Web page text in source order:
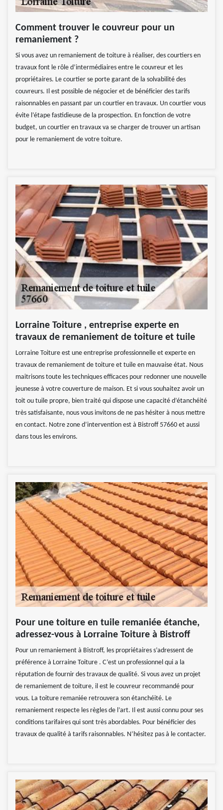
Comment trouver le couvreur pour un
remaniement ?
Si vous avez un remaniement de toiture à réaliser, des courtiers en
travaux font le rôle d’intermédiaires entre le couvreur et les
propriétaires. Le courtier se porte garant de la solvabilité des
couvreurs. Il est possible de négocier et de bénéficier des tarifs
raisonnables en passant par un courtier en travaux. Un courtier vous
évite l’étape fastidieuse de la prospection. En fonction de votre
budget, un courtier en travaux va se charger de trouver un artisan
pour le remaniement de votre toiture.
Lorraine Toiture , entreprise experte en
travaux de remaniement de toiture et tuile
Lorraine Toiture est une entreprise professionnelle et experte en
travaux de remaniement de toiture et tuile en mauvaise état. Nous
maitrisons toute les techniques efficaces pour redonner une nouvelle
jeunesse à votre couverture de maison. Et si vous souhaitez avoir un
toit ou tuile propre, bien traité qui dispose une capacité d’étanchéité
très satisfaisante, nous vous invitons de ne pas hésiter à nous mettre
en contact. Notre zone d’intervention est à Bistroff 57660 et aussi
dans tous les environs.
Pour une toiture en tuile remaniée étanche,
adressez-vous à Lorraine Toiture à Bistroff
Pour un remaniement à Bistroff, les propriétaires s’adressent de
préférence à Lorraine Toiture . C’est un professionnel qui a la
réputation de fournir des travaux de qualité. Si vous avez un projet
de remaniement de toiture, il est le couvreur recommandé pour
vous. La toiture remaniée retrouvera son étanchéité. Le
remaniement respecte les règles de l’art. Il est aussi connu pour ses
conditions tarifaires qui sont très abordables. Pour bénéficier des
travaux de qualité à tarifs raisonnables. N’hésitez pas à le contacter.